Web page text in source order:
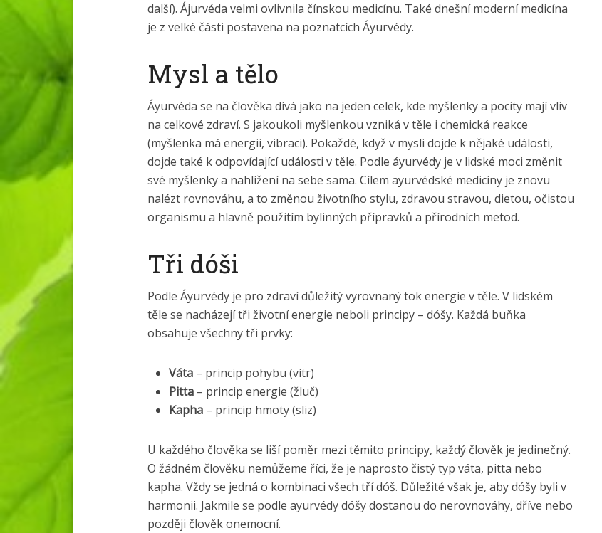
další). Ájurvéda velmi ovlivnila čínskou medicínu. Také dnešní moderní medicína
je z velké části postavena na poznatcích Áyurvédy.
Mysl a tělo
Áyurvéda se na člověka dívá jako na jeden celek, kde myšlenky a pocity mají vliv
na celkové zdraví. S jakoukoli myšlenkou vzniká v těle i chemická reakce
(myšlenka má energii, vibraci). Pokaždé, když v mysli dojde k nějaké události,
dojde také k odpovídající události v těle. Podle áyurvédy je v lidské moci změnit
své myšlenky a nahlížení na sebe sama. Cílem ayurvédské medicíny je znovu
nalézt rovnováhu, a to změnou životního stylu, zdravou stravou, dietou, očistou
organismu a hlavně použitím bylinných přípravků a přírodních metod.
Tři dóši
Podle Áyurvédy je pro zdraví důležitý vyrovnaný tok energie v těle. V lidském
těle se nacházejí tři životní energie neboli principy – dóšy. Každá buňka
obsahuje všechny tři prvky:
Váta – princip pohybu (vítr)
Pitta – princip energie (žluč)
Kapha – princip hmoty (sliz)
U každého člověka se liší poměr mezi těmito principy, každý člověk je jedinečný.
O žádném člověku nemůžeme říci, že je naprosto čistý typ váta, pitta nebo
kapha. Vždy se jedná o kombinaci všech tří dóš. Důležité však je, aby dóšy byli v
harmonii. Jakmile se podle ayurvédy dóšy dostanou do nerovnováhy, dříve nebo
později člověk onemocní.